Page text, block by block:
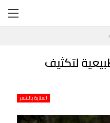
لتكثيف
العناية بالشعر